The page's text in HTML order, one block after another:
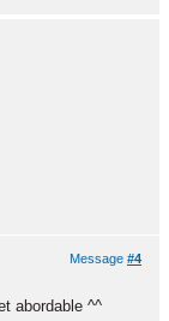
Message #4
abordable ^^